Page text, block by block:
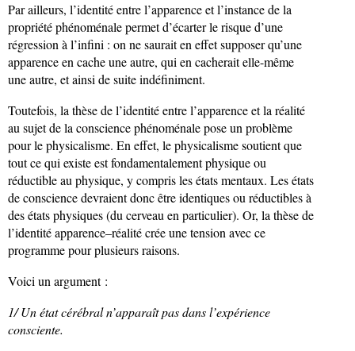
Par ailleurs, l’identité entre l’apparence et l’instance de la
propriété phénoménale permet d’écarter le risque d’une
régression à l’infini : on ne saurait en effet supposer qu’une
apparence en cache une autre, qui en cacherait elle-même
une autre, et ainsi de suite indéfiniment.
Toutefois, la thèse de l’identité entre l’apparence et la réalité
au sujet de la conscience phénoménale pose un problème
pour le physicalisme. En effet, le physicalisme soutient que
tout ce qui existe est fondamentalement physique ou
réductible au physique, y compris les états mentaux. Les états
de conscience devraient donc être identiques ou réductibles à
des états physiques (du cerveau en particulier). Or, la thèse de
l’identité apparence–réalité crée une tension avec ce
programme pour plusieurs raisons.
Voici un argument :
1/ Un état cérébral n’apparaît pas dans l’expérience
consciente.